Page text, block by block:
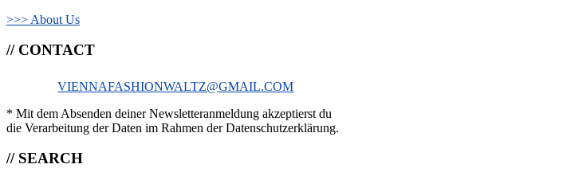
>>> About Us
// CONTACT
VIENNAFASHIONWALTZ@GMAIL.COM
* Mit dem Absenden deiner Newsletteranmeldung akzeptierst du
die Verarbeitung der Daten im Rahmen der Datenschutzerklärung.
// SEARCH